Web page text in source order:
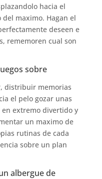
hacia el
maximo. Hagan el
deseen e
rememoren cual son
sobre
distribuir memorias
el pelo gozar unas
en extremo divertido y
un maximo de
rutinas de cada
sobre un plan
albergue de